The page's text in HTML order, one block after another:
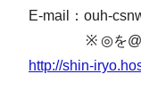
E-mail：ouh-
※ ◎を@に置
http://shin-